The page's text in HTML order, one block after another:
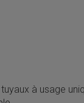
à usage